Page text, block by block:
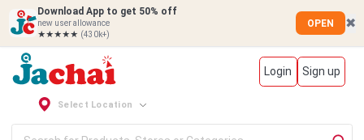
Download App to get 50% off
new user allowance
★★★★★ (430k+)
OPEN ✖
Login Sign up
Select Location